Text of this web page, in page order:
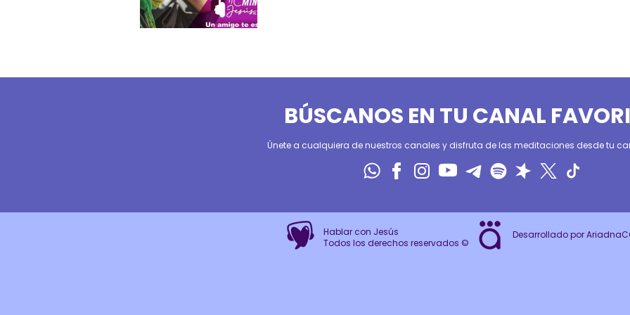
BÚSCANOS EN TU CANAL
Únete a cualquiera de nuestros canales y disfruta de las meditaciones desde tu
Hablar con Jesús
Todos los derechos reservados ©
Desarrollado por